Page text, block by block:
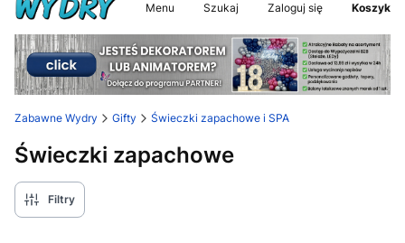
Menu Szukaj Zaloguj się Koszyk
Zabawne Wydry Gifty Świeczki zapachowe i SPA
Świeczki zapachowe
Filtry